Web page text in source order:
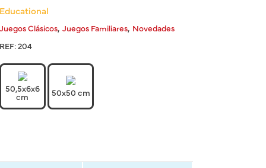
Clásicos, Juegos Familiares, Novedades
204
50,5x6x6
cm 50x50 cm